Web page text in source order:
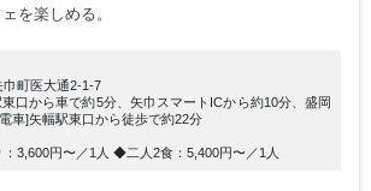
を楽しめる。
町医大通2-1-7
口から車で約5分、矢巾スマートICから約10分、盛岡
車]矢幅駅東口から徒歩で約22分
3,600円〜／1人 ◆二人2食：5,400円〜／1人